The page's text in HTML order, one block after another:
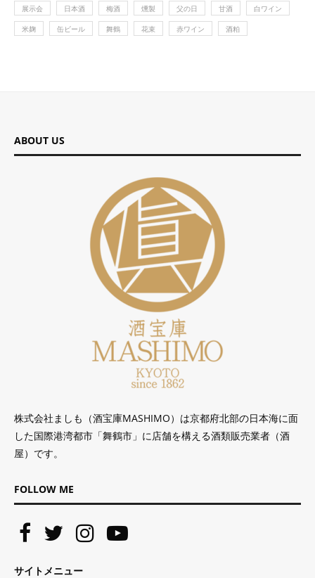
展示会 日本酒 梅酒 燻製 父の日 甘酒 白ワイン
米麹 缶ビール 舞鶴 花束 赤ワイン 酒粕
ABOUT US
株式会社ましも（酒宝庫MASHIMO）は京都府北部の日本海に面
した国際港湾都市「舞鶴市」に店舗を構える酒類販売業者（酒
屋）です。
FOLLOW ME
サイトメニュー